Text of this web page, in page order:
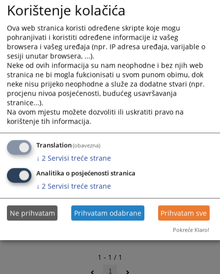
date.
Press
the
question
mark
key
to
get
the
keyboard
shortcuts
for
changing
dates.
Press
the
question
key
to
get
the
keyboard
for
1 - 1 / 1
1
Korištenje kolačića
Ova web stranica koristi određene skripte koje mogu
pohranjivati i koristiti određene informacije iz vašeg
browsera i vašeg uređaja (npr. IP adresa uređaja, varijable o
sesiji unutar browsera, ...).
Neke od ovih informacija su nam neophodne i bez njih web
stranica ne bi mogla fukcionisati u svom punom obimu, dok
neke nisu prijeko neophodne a služe za dodatne stvari (npr.
procjenu nivoa posjećenosti, budućeg usavršavanja
stranice...).
Na ovom mjestu možete dozvoliti ili uskratiti pravo na
korištenje tih informacija.
Translation(obavezna)
↓ 2 Servisi treće strane
Analitika o posjećenosti stranica
↓ 2 Servisi treće strane
Ne prihvatam Prihvatam odabrane Prihvatam sve
Pokreće Klaro!